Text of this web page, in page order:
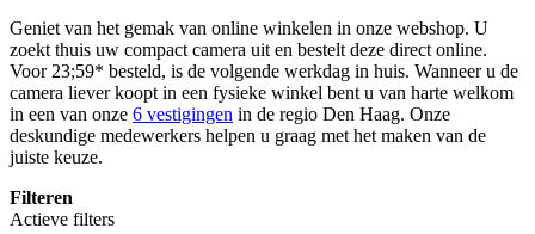
Geniet van het gemak van online winkelen in onze webshop. U
zoekt thuis uw compact camera uit en bestelt deze direct online.
Voor 23;59* besteld, is de volgende werkdag in huis. Wanneer u de
camera liever koopt in een fysieke winkel bent u van harte welkom
in een van onze 6 vestigingen in de regio Den Haag. Onze
deskundige medewerkers helpen u graag met het maken van de
juiste keuze.
Filteren
Actieve filters